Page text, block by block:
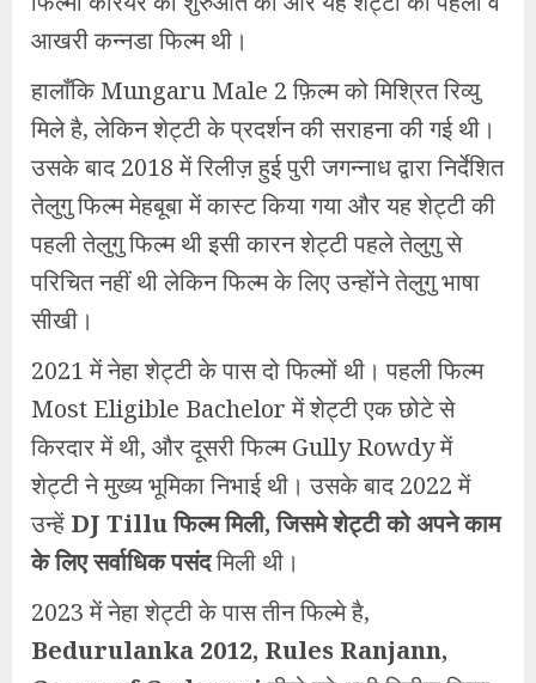
आखरी कन्नडा फिल्म थी।
हालाँकि Mungaru Male 2 फ़िल्म को मिश्रित रिव्यु
मिले है, लेकिन शेट्टी के प्रदर्शन की सराहना की गई थी।
उसके बाद 2018 में रिलीज़ हुई पुरी जगन्नाध द्वारा निर्देशित
तेलुगु फिल्म मेहबूबा में कास्ट किया गया और यह शेट्टी की
पहली तेलुगु फिल्म थी इसी कारन शेट्टी पहले तेलुगु से
परिचित नहीं थी लेकिन फिल्म के लिए उन्होंने तेलुगु भाषा
सीखी।
2021 में नेहा शेट्टी के पास दो फिल्मों थी। पहली फिल्म
Most Eligible Bachelor में शेट्टी एक छोटे से
किरदार में थी, और दूसरी फिल्म Gully Rowdy में
शेट्टी ने मुख्य भूमिका निभाई थी। उसके बाद 2022 में
उन्हें DJ Tillu फिल्म मिली, जिसमे शेट्टी को अपने काम
के लिए सर्वाधिक पसंदमिली थी।
2023 में नेहा शेट्टी के पास तीन फिल्मे है,
Bedurulanka 2012, Rules Ranjann,